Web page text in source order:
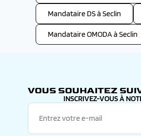
Mandataire DS à Seclin
Mandataire OMODA à Seclin
VOUS SOUHAITEZ
INSCRIVEZ-VOUS À